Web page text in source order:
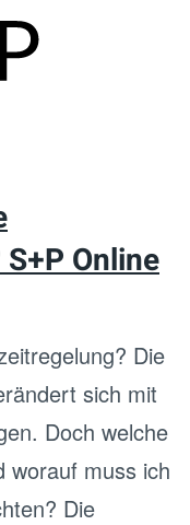
Online
Die
sich mit
Doch welche
worauf muss ich
Die